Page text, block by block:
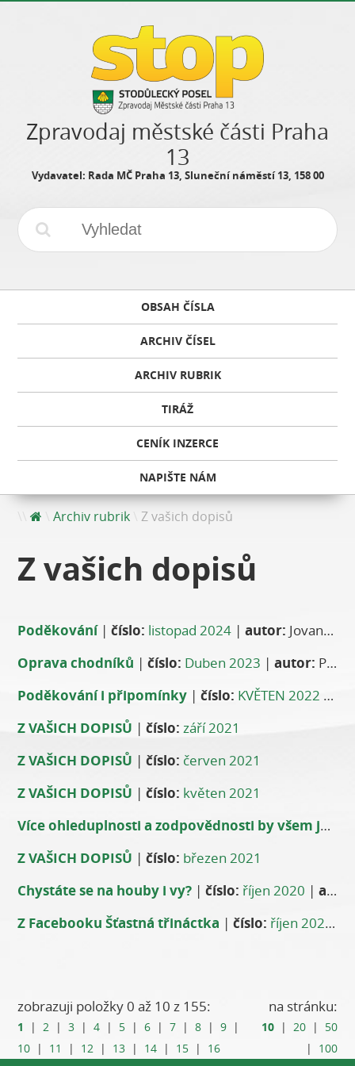
Zpravodaj městské části Praha
13
Vydavatel: Rada MČ Praha 13, Sluneční náměstí 13, 158 00
OBSAH ČÍSLA
ARCHIV ČÍSEL
ARCHIV RUBRIK
TIRÁŽ
CENÍK INZERCE
NAPIŠTE NÁM
Archiv rubrik Z vašich dopisů
Z vašich dopisů
Poděkování|číslo: listopad 2024 |autor: Jovana Chvojková
Oprava chodníků |číslo: Duben 2023 |autor: Petr R. Palouš
Poděkování i připomínky |číslo: KVĚTEN 2022
Z VAŠICH DOPISŮ |číslo: září 2021
Z VAŠICH DOPISŮ |číslo: červen 2021
Z VAŠICH DOPISŮ |číslo: květen 2021
Více ohleduplnosti a zodpovědnosti by všem jen prospělo
Z VAŠICH DOPISŮ |číslo: březen 2021
Chystáte se na houby i vy? |číslo: říjen 2020 |autor:
Z Facebooku Šťastná třináctka |číslo: říjen 2020 |
zobrazuji položky 0 až 10 z 155:
1 | 2 |3 |4 | 5 |6 |7 |8 |9 |
10 | 11 | 12 | 13 | 14 | 15 | 16
na stránku:
10| 20| 50
| 100